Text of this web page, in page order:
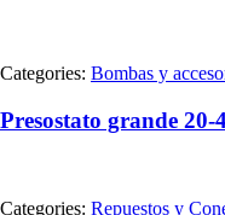
Categories: Bombas y
Presostato grande
Categories: Repuestos y